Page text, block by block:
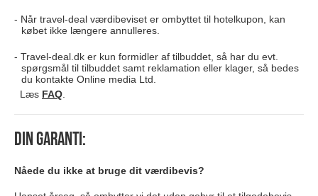
Når travel-deal værdibeviset er ombyttet til hotelkupon, kan
købet ikke længere annulleres.
Travel-deal.dk er kun formidler af tilbuddet, så har du evt.
spørgsmål til tilbuddet samt reklamation eller klager, så bedes
du kontakte Online media Ltd.
Læs FAQ.
Din garanti:
Nåede du ikke at bruge dit værdibevis?